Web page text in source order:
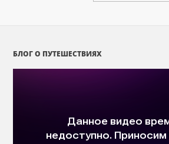
БЛОГ О ПУТЕШЕСТВИЯХ